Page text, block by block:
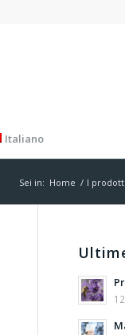
Italiano
Sei in: Home / I